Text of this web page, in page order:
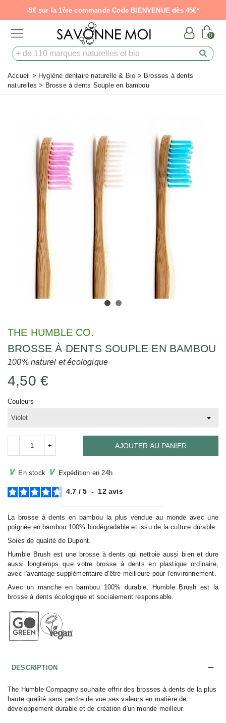
-5€ sur la 1ère commande Code BIENVENUE dès 45€*
0
Accueil > Hygiène dentaire naturelle & Bio > Brosses à dents
naturelles > Brosse à dents Souple en bambou
THE HUMBLE CO.
BROSSE À DENTS SOUPLE EN BAMBOU
100% naturel et écologique
4,50 €
Couleurs
- + AJOUTER AU PANIER
∨ En stock ∨ Expédition en 24h
4.7 / 5 - 12avis
La brosse à dents en bambou la plus vendue au monde avec une
poignée en bambou 100% biodégradable et issu de la culture durable.
Soies de qualité de Dupont.
Humble Brush est une brosse à dents qui nettoie aussi bien et dure
aussi longtemps que votre brosse à dents en plastique ordinaire,
avec l'avantage supplémentaire d'être meilleure pour l'environnement.
Avec un manche en bambou 100% durable, Humble Brush est la
brosse à dents écologique et socialement responsable.
DESCRIPTION
The Humble Compagny souhaite offrir des brosses à dents de la plus
haute qualité sans perdre de vue ses valeurs en matière de
développement durable et de création d'un monde meilleur.